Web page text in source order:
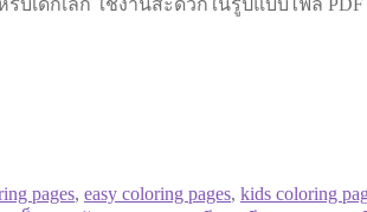
หรับเด็กเล็ก ใช้งานสะดวกในรูปแบบไฟล์
pages, easy coloring pages, kids coloring